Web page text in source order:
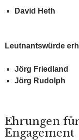
David Heth
Leutnantswürde
Jörg Friedland
Jörg Rudolph
Ehrungen
Engagement